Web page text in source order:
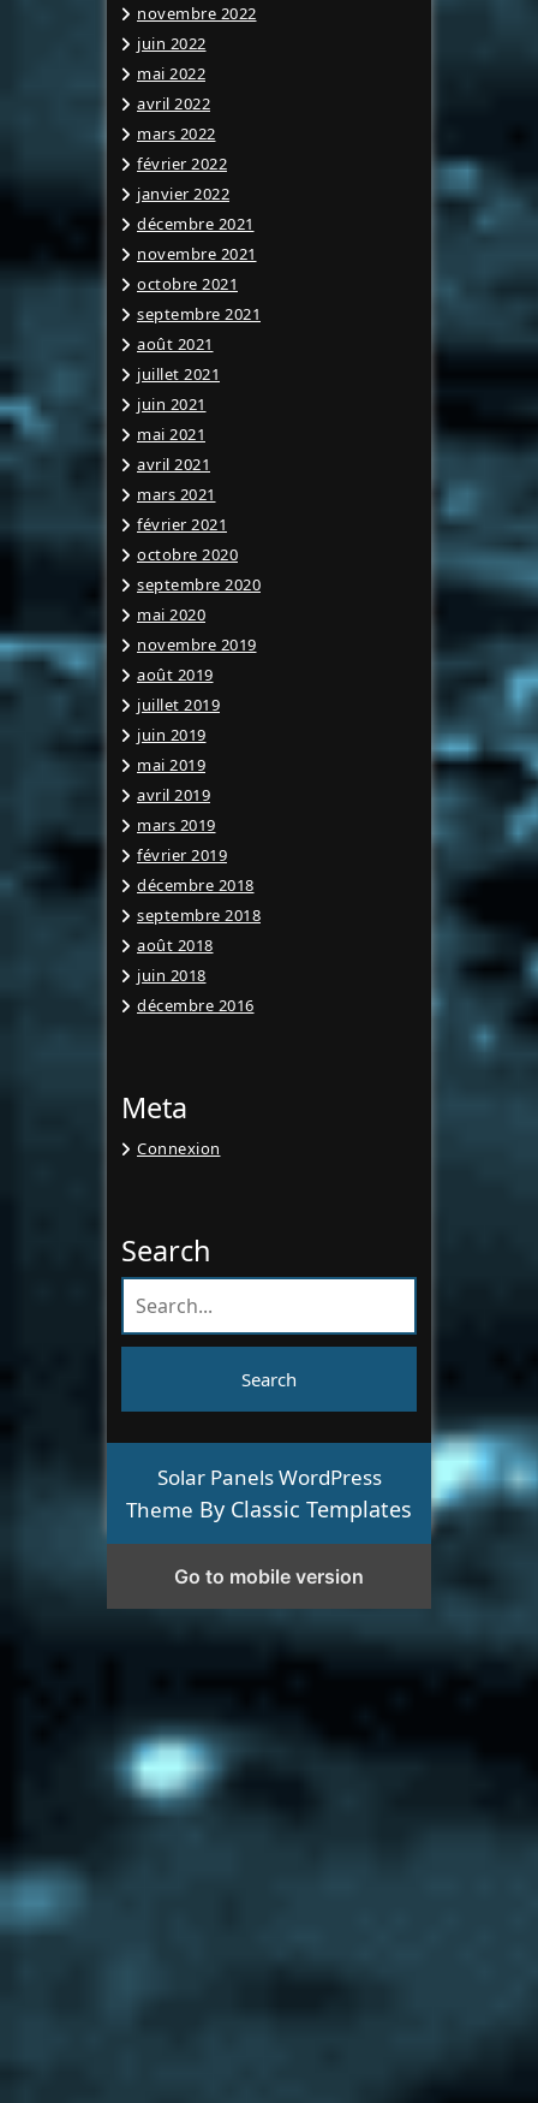
novembre 2022
juin 2022
mai 2022
avril 2022
mars 2022
février 2022
janvier 2022
décembre 2021
novembre 2021
octobre 2021
septembre 2021
août 2021
juillet 2021
juin 2021
mai 2021
avril 2021
mars 2021
février 2021
octobre 2020
septembre 2020
mai 2020
novembre 2019
août 2019
juillet 2019
juin 2019
mai 2019
avril 2019
mars 2019
février 2019
décembre 2018
septembre 2018
août 2018
juin 2018
décembre 2016
Meta
Connexion
Search
Solar Panels WordPress
Theme By Classic Templates
Go to mobile version